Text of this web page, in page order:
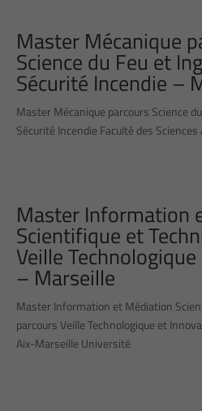
Master Mécanique
Science du Feu et
Sécurité Incendie –
Master Mécanique parcours Science
Sécurité Incendie Faculté des
Master Information
Scientifique et
Veille
– Marseille
Master Information et Médiation
parcours Veille Technologique et
Aix-Marseille Université